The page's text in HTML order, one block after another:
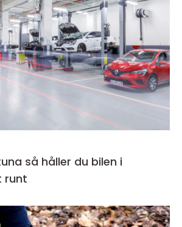
bilen i
runt